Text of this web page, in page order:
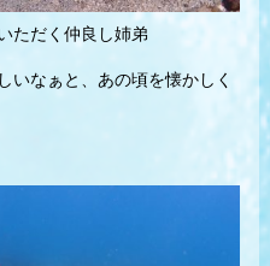
ただく仲良し姉弟
いなぁと、あの頃を懐かしく